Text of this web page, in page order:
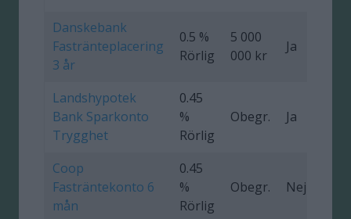
Danskebank
Fastränteplacering
3 år
0.5 %
Rörlig
5 000
000 kr
Ja
Landshypotek
Bank Sparkonto
Trygghet
0.45
%
Rörlig
Obegr. Ja
Coop
Fasträntekonto 6
mån
0.45
%
Rörlig
Obegr. Nej